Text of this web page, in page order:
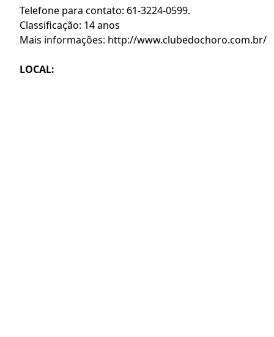
Telefone para contato: 61-3224-0599.
Classificação: 14 anos
Mais informações: http://www.clubedochoro.com.br/
LOCAL: